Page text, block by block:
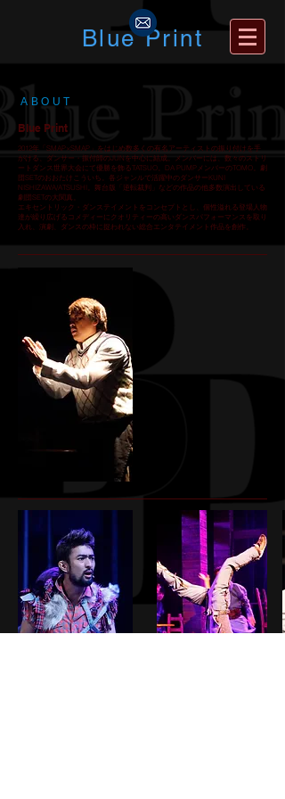
Blue Print
ABOUT
Blue Print
2012年「SMAP×SMAP」をはじめ数多くの有名アーティストの振り付けを手
がける、ダンサー・振付師のJUNを中心に結成。メンバーには、数々のストリ
ートダンス世界大会にて優勝を飾るTATSUO。DA PUMPメンバーのTOMO。劇
団SETのおおたけこういち。 各ジャン ルで活躍中のダンサーKUNI
NISHIZAWA/ATSUSHI。 舞台版「逆転裁判」などの作品の他多数演出している
劇団SETの大関真。
エキセントリック・ダンステイメントをコンセプトとし、個性溢れる登場人物
達が繰り広げるコメディーにクオリティーの高いダンスパフォーマンスを取り
入れ、演劇、ダンスの枠に捉われない総合エンタテイメント作品を創作。